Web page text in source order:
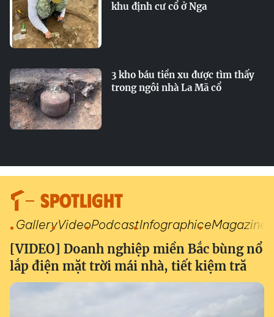
khu định cư cổ ở Nga
3 kho báu tiền xu được tìm thấy
trong ngôi nhà La Mã cổ
SPOTLIGHT
GalleryVideoPodcastInfographiceMagazine
[VIDEO] Doanh nghiệp miền Bắc bùng nổ
lắp điện mặt trời mái nhà, tiết kiệm tră